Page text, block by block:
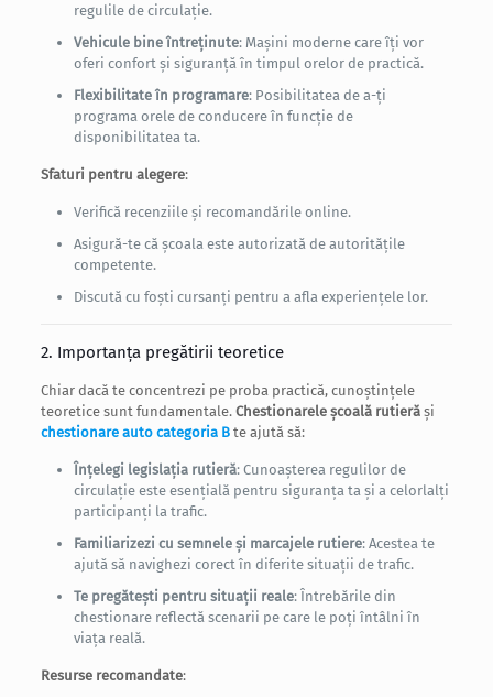
regulile de circulație.
Vehicule bine întreținute: Mașini moderne care îți vor
oferi confort și siguranță în timpul orelor de practică.
Flexibilitate în programare: Posibilitatea de a-ți
programa orele de conducere în funcție de
disponibilitatea ta.
Sfaturi pentru alegere:
Verifică recenziile și recomandările online.
Asigură-te că școala este autorizată de autoritățile
competente.
Discută cu foști cursanți pentru a afla experiențele lor.
2. Importanța pregătirii teoretice
Chiar dacă te concentrezi pe proba practică, cunoștințele
teoretice sunt fundamentale. Chestionarele școală rutierăși
chestionare auto categoria Bte ajută să:
Înțelegi legislația rutieră: Cunoașterea regulilor de
circulație este esențială pentru siguranța ta și a celorlalți
participanți la trafic.
Familiarizezi cu semnele și marcajele rutiere: Acestea te
ajută să navighezi corect în diferite situații de trafic.
Te pregătești pentru situații reale: Întrebările din
chestionare reflectă scenarii pe care le poți întâlni în
viața reală.
Resurse recomandate: